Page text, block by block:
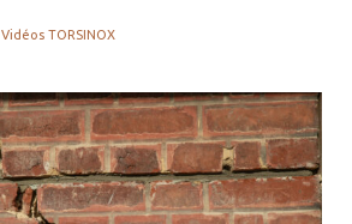
,Vidéos TORSINOX